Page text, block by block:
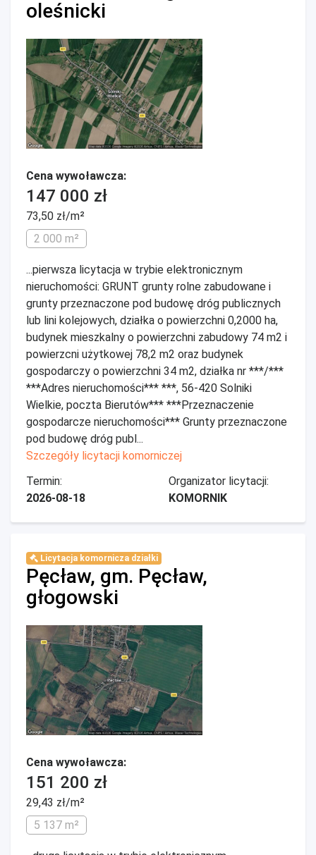
oleśnicki
Cena wywoławcza:
147 000 zł
73,50 zł/m²
2 000 m²
...pierwsza licytacja w trybie elektronicznym
nieruchomości: GRUNT grunty rolne zabudowane i
grunty przeznaczone pod budowę dróg publicznych
lub lini kolejowych, działka o powierzchni 0,2000 ha,
budynek mieszkalny o powierzchni zabudowy 74 m2 i
powierzcni użytkowej 78,2 m2 oraz budynek
gospodarczy o powierzchni 34 m2, działka nr ***/***
***Adres nieruchomości*** ***, 56-420 Solniki
Wielkie, poczta Bierutów*** ***Przeznaczenie
gospodarcze nieruchomości*** Grunty przeznaczone
pod budowę dróg publ...
Szczegóły licytacji komorniczej
Termin:
2026-08-18
Organizator licytacji:
KOMORNIK
Licytacja komornicza działki
Pęcław, gm. Pęcław,
głogowski
Cena wywoławcza:
151 200 zł
29,43 zł/m²
5 137 m²